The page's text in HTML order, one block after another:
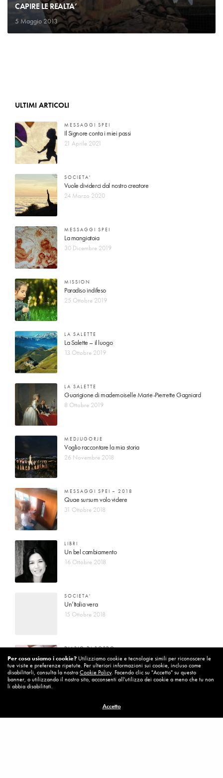
CAPIRE LE REALTA’
5 Maggio 2013
ULTIMI ARTICOLI
MESSAGGI SPEI
Il Signore conta i miei passi
21 Aprile 2021
SOCIETA'
Vuole dividerci dal nostro creatore
24 Marzo 2020
MESSAGGI SPEI
La mangiatoia
30 Dicembre 2019
MISSION
Paradiso indifeso
25 Ottobre 2019
LA SALETTE
La Salette – il luogo
13 Ottobre 2019
LA SALETTE
Guarigione di mademoiselle Marie-Pierrette Gagniard
8 Ottobre 2019
MEDJUGORJE
Voglio raccontare la mia storia
26 Novembre 2018
MESSAGGI SPEI – 2018
Quae sursum volo videre
31 Ottobre 2018
LIBRI
Un bel cambiamento
16 Ottobre 2018
SOCIETA'
Un’Italia vera
15 Ottobre 2018
DIARIO DI BORDO
La vita vince sempre
8 Ottobre 2018
Per cambiare ci vuole coraggio
8 Ottobre 2018
Per cosa usiamo i cookie? Utilizziamo cookie e tecnologie simili per riconoscere le
tue visite e preferenze ripetute. Per ulteriori informazioni sui cookie, incluso come
disabilitarli, consulta la nostraCookie Policy. Facendo clic su "Accetto" su questo
banner, o utilizzando il nostro sito, acconsenti all'utilizzo dei cookie a meno che tu non
li abbia disabilitati.
Accetto